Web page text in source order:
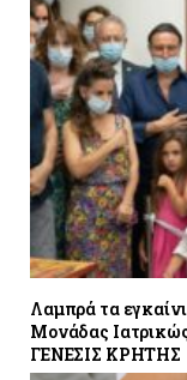
Λαμπρά τα
Μονάδας
ΓΕΝΕΣΙΣ ΚΡΗΤΗΣ